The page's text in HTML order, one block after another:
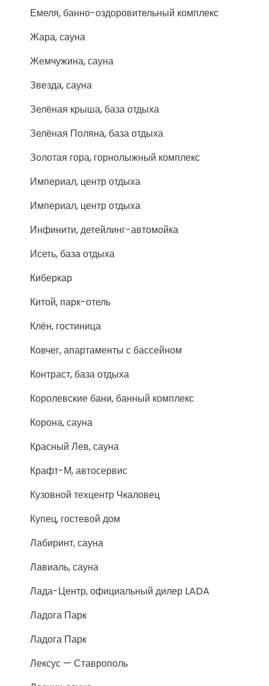
Емеля, банно-оздоровительный комплекс
Жара, сауна
Жемчужина, сауна
Звезда, сауна
Зелёная крыша, база отдыха
Зелёная Поляна, база отдыха
Золотая гора, горнолыжный комплекс
Империал, центр отдыха
Империал, центр отдыха
Инфинити, детейлинг-автомойка
Исеть, база отдыха
Киберкар
Китой, парк-отель
Клён, гостиница
Ковчег, апартаменты с бассейном
Контраст, база отдыха
Королевские бани, банный комплекс
Корона, сауна
Красный Лев, сауна
Крафт-М, автосервис
Кузовной техцентр Чкаловец
Купец, гостевой дом
Лабиринт, сауна
Лавиаль, сауна
Лада-Центр, официальный дилер LADA
Ладога Парк
Ладога Парк
Лексус — Ставрополь